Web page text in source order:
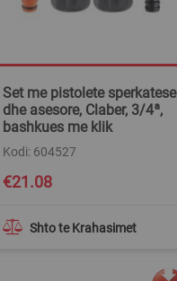
Set me pistolete sperkatese
dhe asesore, Claber, 3/4ª,
bashkues me klik
Kodi: 604527
Shto te Krahasimet
€21.08